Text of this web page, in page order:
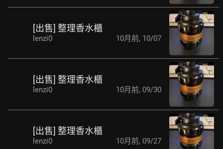
[出售] 整理香水櫃
lenzi0 10月前, 10/07
[出售] 整理香水櫃
lenzi0 10月前, 09/30
[出售] 整理香水櫃
lenzi0 10月前, 09/27